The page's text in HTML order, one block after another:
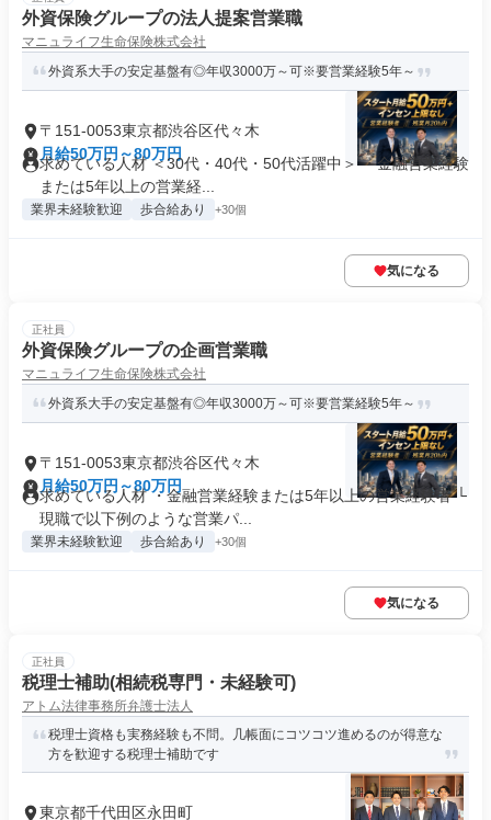
外資保険グループの法人提案営業職
マニュライフ生命保険株式会社
外資系大手の安定基盤有◎年収3000万～可※要営業経験5年～
〒151-0053東京都渋谷区代々木
月給50万円～80万円
求めている人材 ＜30代・40代・50代活躍中＞ ・金融営業経験
または5年以上の営業経...
業界未経験歓迎 歩合給あり +30個
気になる
正社員
外資保険グループの企画営業職
マニュライフ生命保険株式会社
外資系大手の安定基盤有◎年収3000万～可※要営業経験5年～
〒151-0053東京都渋谷区代々木
月給50万円～80万円
求めている人材 ・金融営業経験または5年以上の営業経験者 └
現職で以下例のような営業パ...
業界未経験歓迎 歩合給あり +30個
気になる
正社員
税理士補助(相続税専門・未経験可)
アトム法律事務所弁護士法人
税理士資格も実務経験も不問。几帳面にコツコツ進めるのが得意な
方を歓迎する税理士補助です
東京都千代田区永田町